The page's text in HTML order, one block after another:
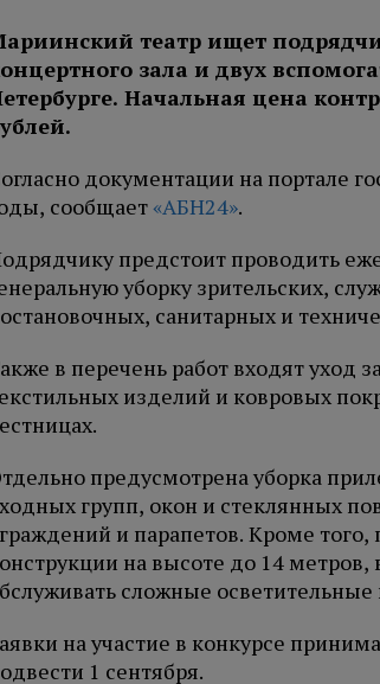
театр ищет
зала и двух
Начальная цена
документации на портале
сообщает«АБН24».
предстоит проводить
уборку зрительских,
санитарных и
в перечень работ входят уход
изделий и ковровых
предусмотрена уборка
групп, окон и стеклянных
и парапетов. Кроме
на высоте до 14 метров,
сложные
на участие в конкурсе
1 сентября.